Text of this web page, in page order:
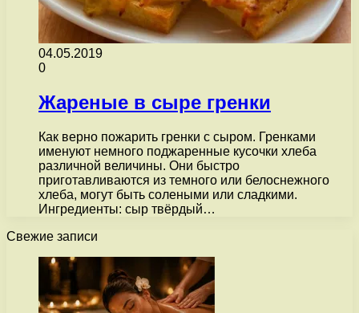
04.05.2019
0
Жареные в сыре гренки
Как верно пожарить гренки с сыром. Гренками
именуют немного поджаренные кусочки хлеба
различной величины. Они быстро
приготавливаются из темного или белоснежного
хлеба, могут быть солеными или сладкими.
Ингредиенты: сыр твёрдый…
Свежие записи